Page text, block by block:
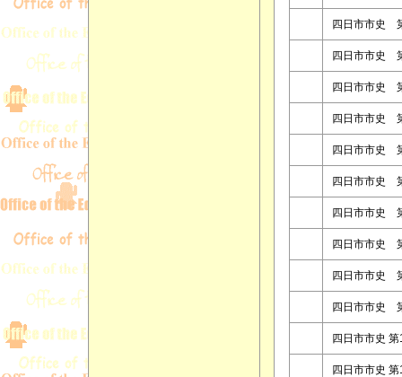
四日市市史
四日市市史
四日市市史
四日市市史
四日市市史
四日市市史
四日市市史
四日市市史
四日市市史
四日市市史
四日市市史
四日市市史